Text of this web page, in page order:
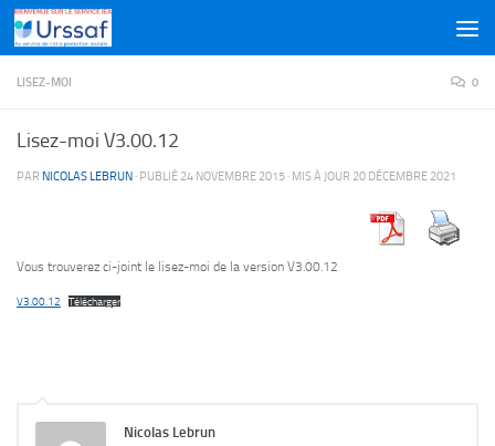
Skip to content
LISEZ-MOI 0
Lisez-moi V3.00.12
PAR NICOLAS LEBRUN · PUBLIÉ 24 NOVEMBRE 2015 · MIS À JOUR 20 DÉCEMBRE 2021
Vous trouverez ci-joint le lisez-moi de la version V3.00.12
V3.00.12 Télécharger
Nicolas Lebrun